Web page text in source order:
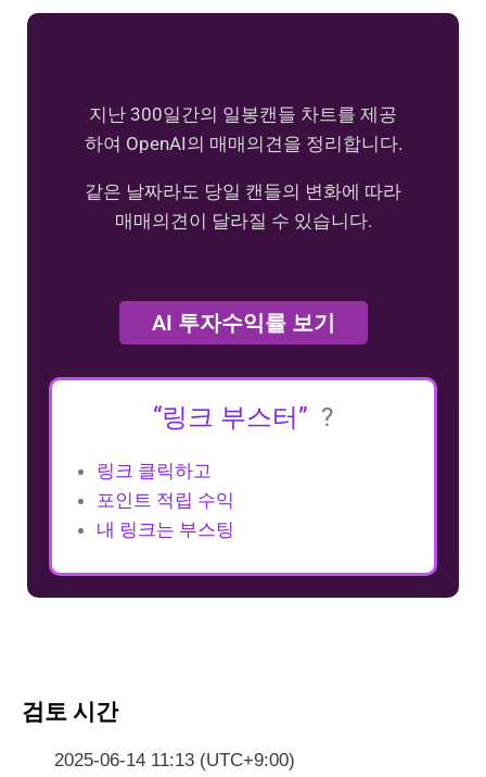
지난 300일간의 일봉캔들 차트를 제공
하여 OpenAI의 매매의견을 정리합니다.
같은 날짜라도 당일 캔들의 변화에 따라
매매의견이 달라질 수 있습니다.
AI 투자수익률 보기
“링크 부스터” ?
링크 클릭하고
포인트 적립 수익
내 링크는 부스팅
검토 시간
2025-06-14 11:13 (UTC+9:00)